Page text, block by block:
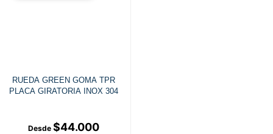
RUEDA GREEN GOMA TPR
PLACA GIRATORIA INOX 304
$44.000